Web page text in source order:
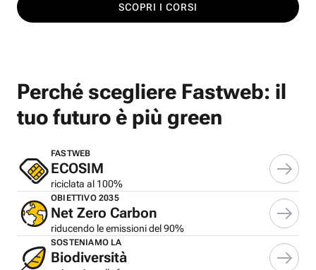
SCOPRI I CORSI
Perché scegliere Fastweb: il
tuo futuro è più green
FASTWEB
ECOSIM
riciclata al 100%
OBIETTIVO 2035
Net Zero Carbon
riducendo le emissioni del 90%
SOSTENIAMO LA
Biodiversità